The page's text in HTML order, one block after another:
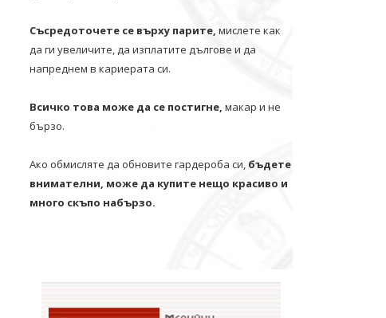
Съсредоточете се върху парите, мислете как
да ги увеличите, да изплатите дългове и да
напреднем в кариерата си.
Всичко това може да се постигне, макар и не
бързо.
Ако обмисляте да обновите гардероба си, бъдете
внимателни, може да купите нещо красиво и
много скъпо набързо.